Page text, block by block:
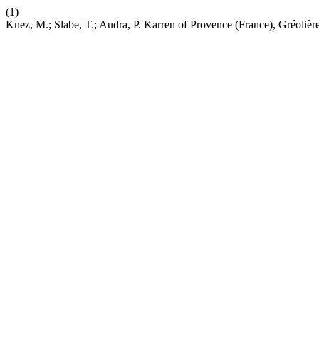
(1)
Knez, M.; Slabe, T.; Audra, P. Karren of Provence (France),